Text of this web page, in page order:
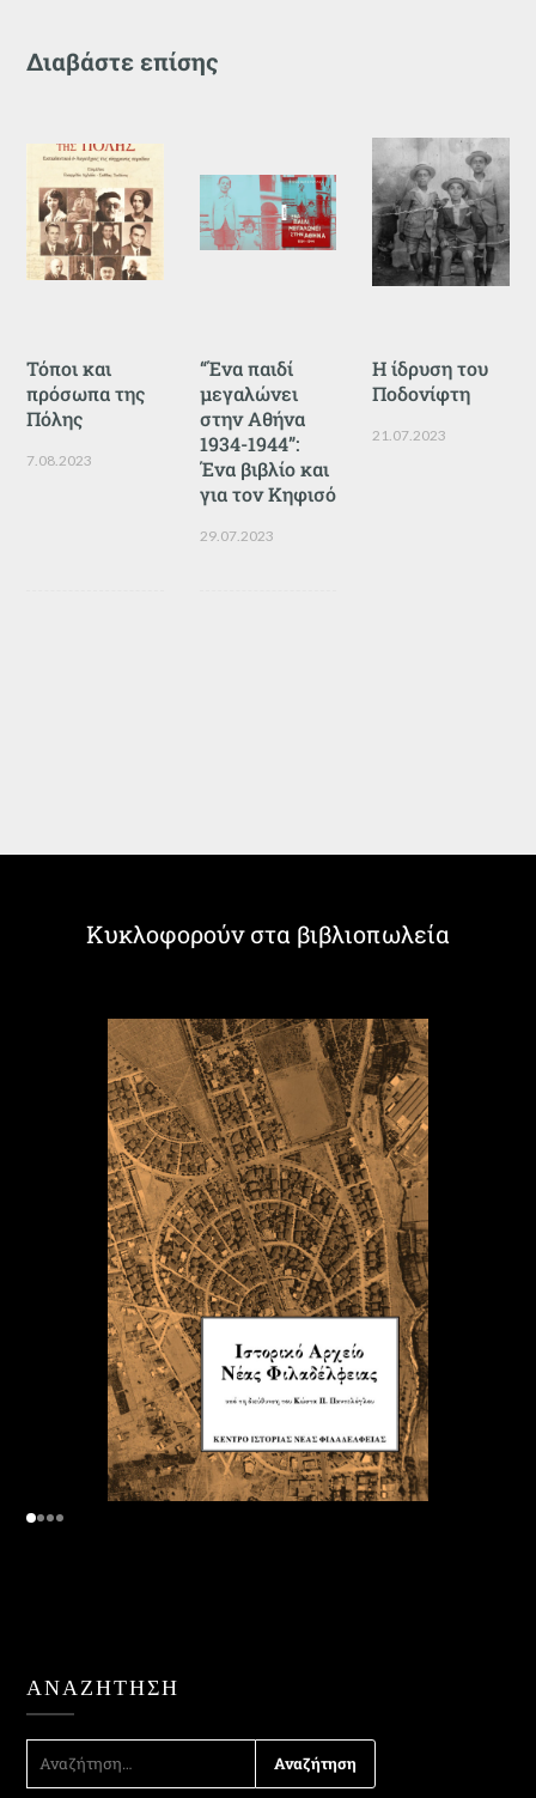
Διαβάστε επίσης
Τόποι και
πρόσωπα της
Πόλης
7.08.2023
“Ένα παιδί
μεγαλώνει
στην Αθήνα
1934-1944”:
Ένα βιβλίο και
για τον Κηφισό
29.07.2023
Η ίδρυση του
Ποδονίφτη
21.07.2023
Κυκλοφορούν στα βιβλιοπωλεία
ΑΝΑΖΉΤΗΣΗ
ΑΝΑΖΉΤΗΣΗ
ΓΙΑ: